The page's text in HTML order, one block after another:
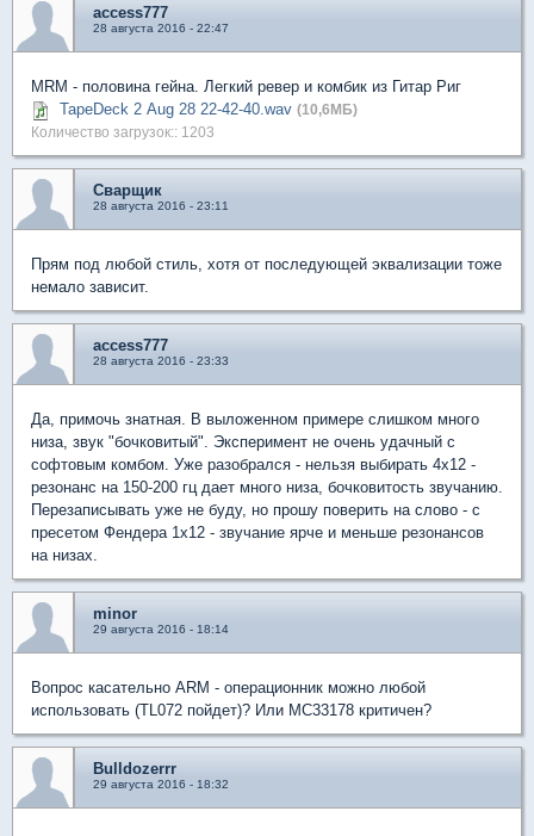
access777
28 августа 2016 - 22:47
MRM - половина гейна. Легкий ревер и комбик из Гитар Риг
TapeDeck 2 Aug 28 22-42-40.wav (10,6МБ)
Количество загрузок:: 1203
Сварщик
28 августа 2016 - 23:11
Прям под любой стиль, хотя от последующей эквализации тоже
немало зависит.
access777
28 августа 2016 - 23:33
Да, примочь знатная. В выложенном примере слишком много
низа, звук "бочковитый". Эксперимент не очень удачный с
софтовым комбом. Уже разобрался - нельзя выбирать 4х12 -
резонанс на 150-200 гц дает много низа, бочковитость звучанию.
Перезаписывать уже не буду, но прошу поверить на слово - с
пресетом Фендера 1х12 - звучание ярче и меньше резонансов
на низах.
minor
29 августа 2016 - 18:14
Вопрос касательно ARM - операционник можно любой
использовать (TL072 пойдет)? Или МС33178 критичен?
Bulldozerrr
29 августа 2016 - 18:32